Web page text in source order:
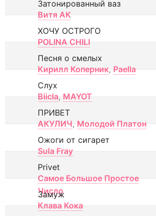
Затонированный ваз
Витя АК
ХОЧУ ОСТРОГО
POLINA CHILI
Песня о смелых
Кирилл Коперник, Paella
Слух
Biicla, MAYOT
ПРИВЕТ
АКУЛИЧ, Молодой Платон
Ожоги от сигарет
Sula Fray
Privet
Самое Большое Простое
Число
Замуж
Клава Кока